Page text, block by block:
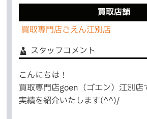
買取店舗
買取専門店ごえん江別店
スタッフコメント
こんにちは！
買取専門店goen（ゴエン）江別店
実績を紹介いたします(^^)/